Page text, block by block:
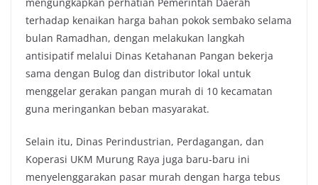
terhadap kenaikan harga bahan pokok sembako selama
bulan Ramadhan, dengan melakukan langkah
antisipatif melalui Dinas Ketahanan Pangan bekerja
sama dengan Bulog dan distributor lokal untuk
menggelar gerakan pangan murah di 10 kecamatan
guna meringankan beban masyarakat.
Selain itu, Dinas Perindustrian, Perdagangan, dan
Koperasi UKM Murung Raya juga baru-baru ini
menyelenggarakan pasar murah dengan harga tebus